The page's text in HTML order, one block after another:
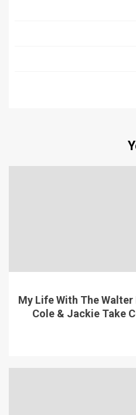
My Life With The Walter
Cole & Jackie Take